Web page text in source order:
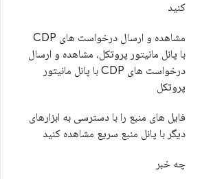
کنید
مشاهده و ارسال درخواست های CDP
با پانل مانیتور پروتکل، مشاهده و ارسال
درخواست های CDP با پانل مانیتور
پروتکل
فایل های منبع را با دسترسی به ابزارهای
دیگر با پانل منبع سریع مشاهده کنید
چه خبر